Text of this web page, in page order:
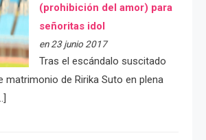
(prohibición del amor) para
señoritas idol
en 23 junio 2017
Tras el escándalo suscitado
matrimonio de Ririka Suto en plena